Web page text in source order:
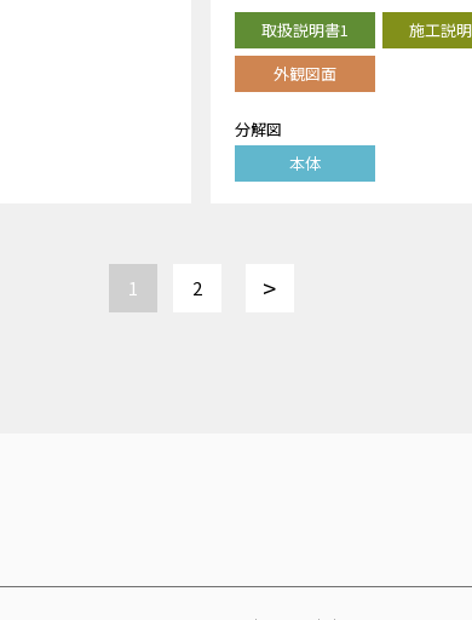
取扱説明書1
施工説
外観図面
分解図
本体
1 2 >